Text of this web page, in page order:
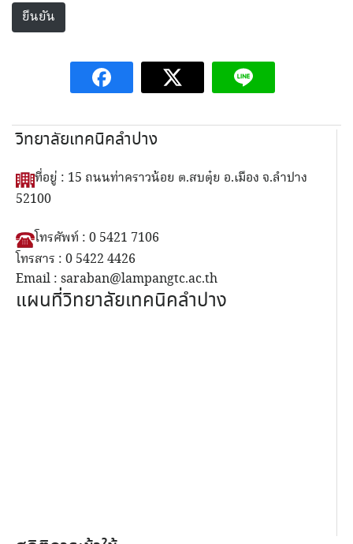
วิทยาลัยเทคนิคลำปาง
ที่อยู่ : 15 ถนนท่าคราวน้อย ต.สบตุ๋ย อ.เมือง จ.ลำปาง
52100
โทรศัพท์ : 0 5421 7106
โทรสาร : 0 5422 4426
Email : saraban@lampangtc.ac.th
แผนที่วิทยาลัยเทคนิคลำปาง